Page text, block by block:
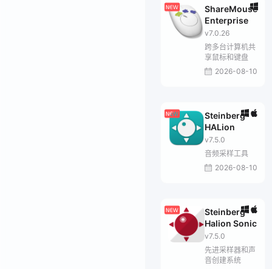
ShareMouse
Enterprise
v7.0.26
跨多台计算机共
享鼠标和键盘
2026-08-10
Steinberg
HALion
v7.5.0
音频采样工具
2026-08-10
Steinberg
Halion Sonic
v7.5.0
先进采样器和声
音创建系统